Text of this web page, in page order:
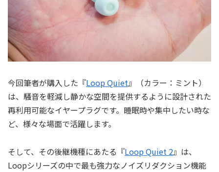
今回筆者が購入した『Loop Quiet』（カラー：ミント）
は、騒音を軽減し静かな空間を提供するように設計された
再利用可能なイヤープラグです。睡眠時や集中したい時な
ど、様々な場面で活躍します。
そして、その後継機種にあたる『Loop Quiet 2』は、
Loopシリーズの中で最も強力なノイズリダクション機能